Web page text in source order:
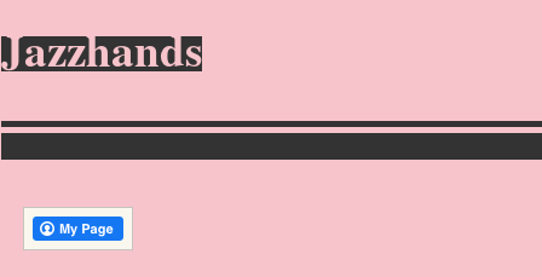
Jazzhands